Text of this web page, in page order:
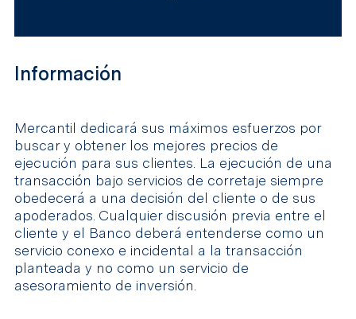
Información
Mercantil dedicará sus máximos esfuerzos por
buscar y obtener los mejores precios de
ejecución para sus clientes. La ejecución de una
transacción bajo servicios de corretaje siempre
obedecerá a una decisión del cliente o de sus
apoderados. Cualquier discusión previa entre el
cliente y el Banco deberá entenderse como un
servicio conexo e incidental a la transacción
planteada y no como un servicio de
asesoramiento de inversión.